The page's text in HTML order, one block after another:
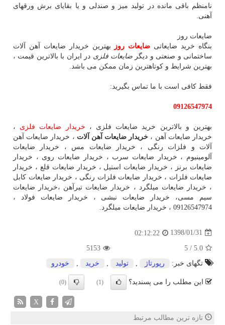
نامنظم باقی مانده در تولید میز و صندلی و یا بقایای برش ورقهای
آهنی.
ضایعات روز
بنگاه خرید ضایعاتی ضایعات روز
بهترین خریدار ضایعات آهن آلات
ساختمانی و صنعتی و دیگرضایعات فلزی در ایران با بالاترین قیمت ،
بهترین شرایط و کوتاهترین زمان ممکن می باشد.
فقط کافی است با ما تماس بگیرید:
09126547974
بهترین و بالاترین خرید ضایعات فلزی ، خریدار ضایعات فلزی ،
خریدار ضایعات آهن ، خریدار ضایعات آهن آلات ، خریدار ضایعات آهن
آلات و فلزات رنگی ، خریدار ضایعات مس ، خریدار ضایعات
آلومینیوم ، خریدار ضایعات سرب ، خریدار ضایعات روی ، خریدار
ضایعات برنز ، خریدار ضایعات استیل ، خریدار ضایعات قلع ، خریدار
ضایعات فلزات ، خریدار ضایعات فلزات رنگی ، خریدار ضایعات کابل
، خریدار ضایعات میلگرد ، خریدار ضایعات تیرآهن ،خریدار ضایعات
سیم مسی، خریدار ضایعات نبشی ، خریدار ضایعات فولاد ،
09126547974 ، خریدار ضایعات میلگرد.
1398/01/31
02:12:22
5.0
/
5
5153
تگهای خبر:
رپورتاژ تولید خرید خودرو
این مطلب را می پسندید؟ (1)
(0)
X
تازه ترین مطالب مرتبط